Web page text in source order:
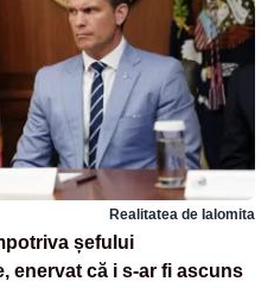
Realitatea de Ialomita
șefului
enervat că i s-ar fi ascuns